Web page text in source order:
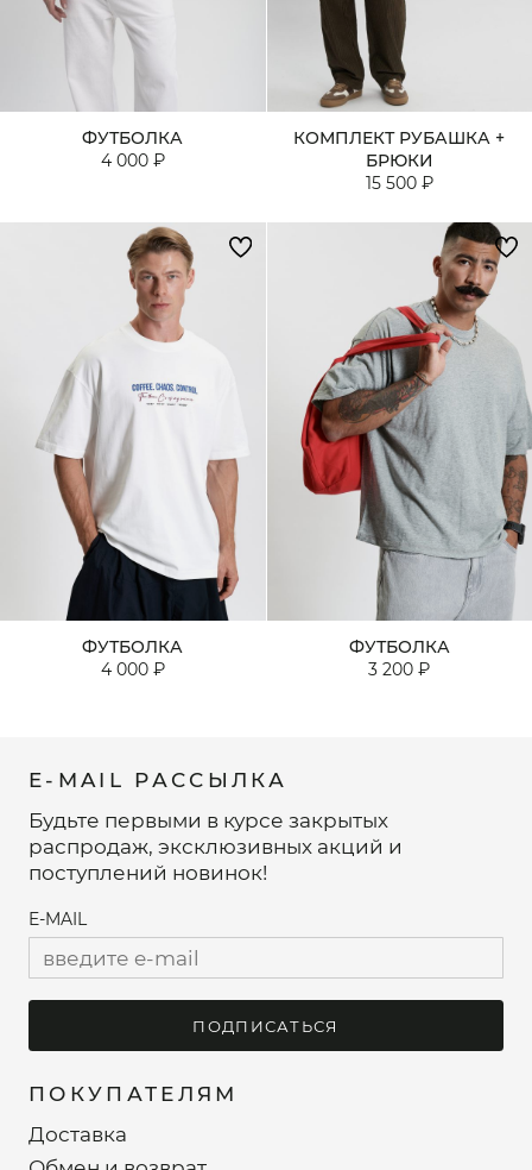
ФУТБОЛКА
4 000 ₽
КОМПЛЕКТ РУБАШКА +
БРЮКИ
15 500 ₽
ФУТБОЛКА
4 000 ₽
ФУТБОЛКА
3 200 ₽
ПОКУПАТЕЛЯМ
Доставка
E-MAIL РАССЫЛКА
Будьте первыми в курсе закрытых
распродаж, эксклюзивных акций и
поступлений новинок!
E-MAIL
ПОДПИСАТЬСЯ